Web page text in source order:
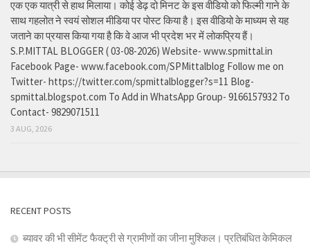
एक एक यात्री से हाथ मिलाया। कोई डेढ़ दो मिनट के इस वीडियो को फिल्मी गाने के
साथ गहलोत ने स्वयं सोशल मीडिया पर पोस्ट किया है। इस वीडियो के माध्यम से यह
जताने का प्रयास किया गया है कि वे आज भी प्रदेश भर में लोकप्रिय हैं।
S.P.MITTAL BLOGGER ( 03-08-2026) Website- www.spmittal.in
Facebook Page- www.facebook.com/SPMittalblog Follow me on
Twitter- https://twitter.com/spmittalblogger?s=11 Blog-
spmittal.blogspot.com To Add in WhatsApp Group- 9166157932 To
Contact- 9829071511
3 AUG, 2026
RECENT POSTS
ब्यावर की भी सीमेंट फैक्ट्री से ग्रामीणों का जीना मुश्किल। प्रतिबंधित केमिकल